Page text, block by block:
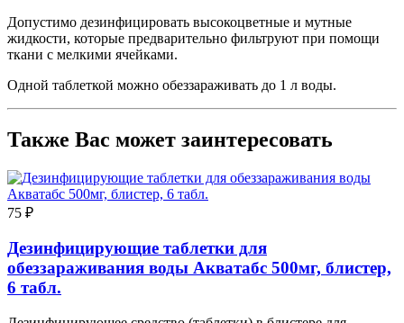
Допустимо дезинфицировать высокоцветные и мутные
жидкости, которые предварительно фильтруют при помощи
ткани с мелкими ячейками.
Одной таблеткой можно обеззараживать до 1 л воды.
Также Вас может заинтересовать
75 ₽
Дезинфицирующие таблетки для
обеззараживания воды Акватабс 500мг, блистер,
6 табл.